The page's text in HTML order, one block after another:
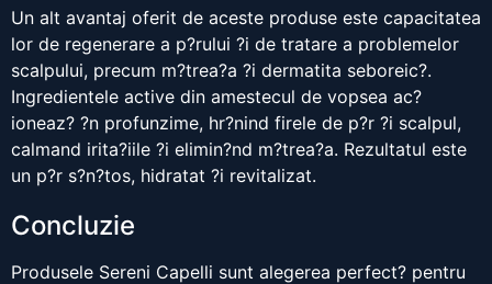
Un alt avantaj oferit de aceste produse este capacitatea
lor de regenerare a p?rului ?i de tratare a problemelor
scalpului, precum m?trea?a ?i dermatita seboreic?.
Ingredientele active din amestecul de vopsea ac?
ioneaz? ?n profunzime, hr?nind firele de p?r ?i scalpul,
calmand irita?iile ?i elimin?nd m?trea?a. Rezultatul este
un p?r s?n?tos, hidratat ?i revitalizat.
Concluzie
Produsele Sereni Capelli sunt alegerea perfect? pentru